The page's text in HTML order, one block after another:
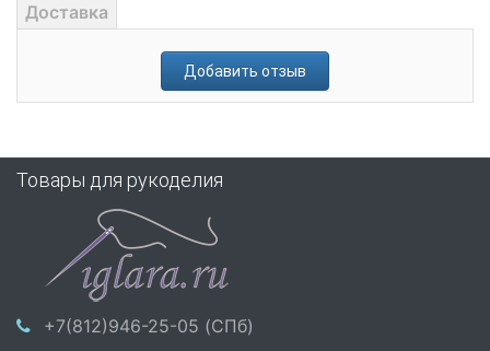
Доставка
Добавить отзыв
Товары для рукоделия
+7(812)946-25-05 (СПб)